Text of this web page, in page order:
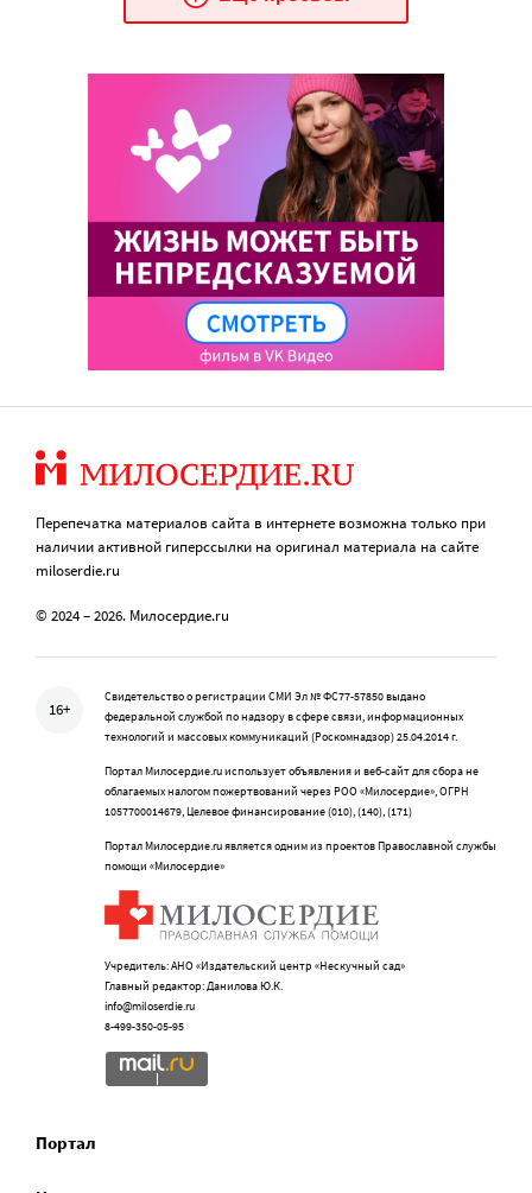
Перепечатка материалов сайта в интернете возможна только при
наличии активной гиперссылки на оригинал материала на сайте
miloserdie.ru
© 2024 – 2026. Милосердие.ru
16+
Свидетельство о регистрации СМИ Эл № ФС77-57850 выдано
федеральной службой по надзору в сфере связи, информационных
технологий и массовых коммуникаций (Роскомнадзор) 25.04.2014 г.
Портал Милосердие.ru использует объявления и веб-сайт для сбора не
облагаемых налогом пожертвований через РОО «Милосердие», ОГРН
1057700014679, Целевое финансирование (010), (140), (171)
Портал Милосердие.ru является одним из проектов Православной службы
помощи «Милосердие»
Учредитель: АНО «Издательский центр «Нескучный сад»
Главный редактор: Данилова Ю.К.
info@miloserdie.ru
8-499-350-05-95
Портал